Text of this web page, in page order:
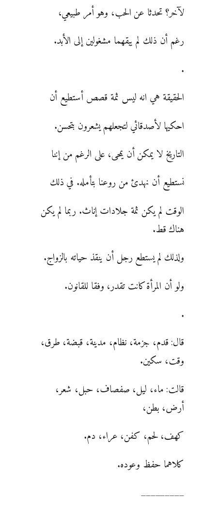
لآخر؟ تحدثا عن الحب، وهو أمر طبيعي،
رغم أن ذلك لم يبقهما مشغولين إلى الأبد.
.
الحقيقة هي انه ليس ثمة قصص أستطيع أن
احكيها لأصدقائي لتجعلهم يشعرون بتحسن.
التاريخ لا يمكن أن يمحى، على الرغم من إننا
نستطيع أن نهدئ من روعنا بتأمله. في ذلك
الوقت لم يكن ثمة جلادات إناث. ربما لم يكن
هناك قط.
ولذلك لم يستطع رجل أن ينقذ حياته بالزواج.
ولو أن المرأة كانت تقدر، وفقا للقانون.
.
قال: قدم، جزمة، نظام، مدينة، قبضة، طرق،
وقت، سكين.
قالت: ماء، ليل، صفصاف، حبل، شعر،
أرض، بطن،
كهف، لحم، كفن، عراء، دم.
كلاهما حفظ وعوده.
_________